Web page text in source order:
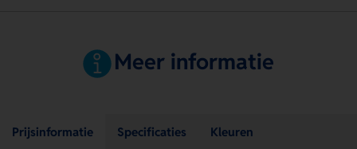
Meer informatie
Prijsinformatie Specificaties Kleuren